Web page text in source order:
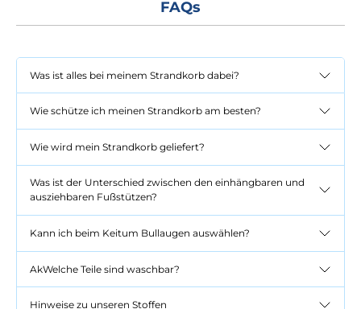
FAQs
Was ist alles bei meinem Strandkorb dabei?
Wie schütze ich meinen Strandkorb am besten?
Wie wird mein Strandkorb geliefert?
Was ist der Unterschied zwischen den einhängbaren und
ausziehbaren Fußstützen?
Kann ich beim Keitum Bullaugen auswählen?
AkWelche Teile sind waschbar?
Hinweise zu unseren Stoffen